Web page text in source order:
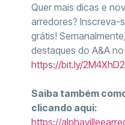
Quer mais dicas e
arredores? Inscreva-
grátis!
destaques do A&A
https://bit.ly/2M4XhD2
Saiba também
clicando aqui:
https://